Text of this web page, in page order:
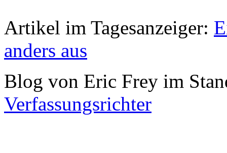
Artikel im Tagesanzeiger:
anders aus
Blog von Eric Frey im
Verfassungsrichter